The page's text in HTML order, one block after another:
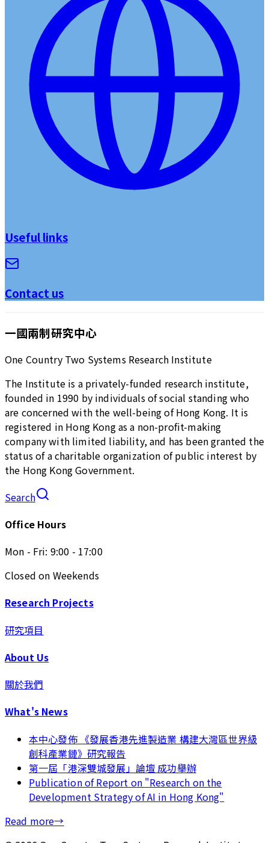
Useful links
Contact us
一國兩制研究中心
One Country Two Systems Research Institute
The Institute is a privately-funded research institute,
founded in 1990 by individuals of social standing who
are concerned with the well-being of Hong Kong. It is
registered in Hong Kong as a non-profit-making
company with limited liability, and has been granted the
status of a charitable organization of public interest by
the Hong Kong Government.
Search
Office Hours
Mon - Fri: 9:00 - 17:00
Closed on Weekends
Research Projects
研究項目
About Us
關於我們
What's News
本中心發佈 《發展香港先進製造業 構建大灣區世界級
創科產業鏈》研究報告
第一屆「港深雙城發展」論壇 成功舉辦
Publication of Report on "Research on the
Development Strategy of AI in Hong Kong"
Read more→